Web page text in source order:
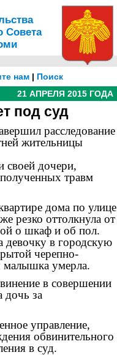
Совета
нам | Поиск
21 АПРЕЛЯ 2015 ГОДА
под суд
расследование
жительницы
своей дочери,
травм
дома по улице
резко оттолкнула от
о шкаф и об пол.
девочку в городскую
черепно-
малышка умерла.
в совершении
дочь за
управление,
обвинительного
в суд.